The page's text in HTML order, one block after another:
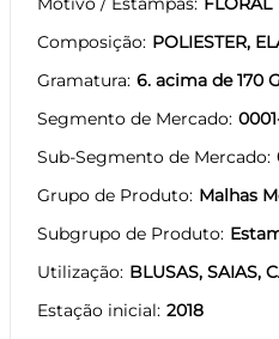
Composição POLIESTER,
Gramatura 6. acima de 170
Segmento de Mercado
Sub-Segmento de Mercado
Grupo de Produto Malhas
Subgrupo de Produto
Utilização BLUSAS, SAIAS,
Estação inicial 2018